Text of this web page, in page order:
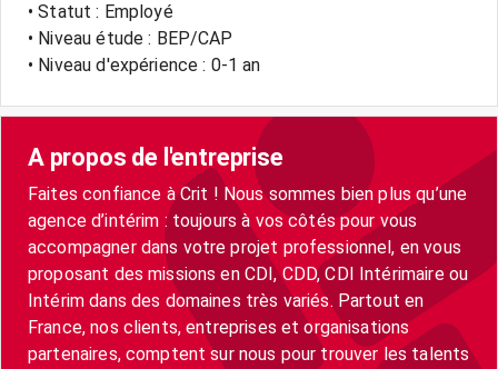
• Statut : Employé
• Niveau étude : BEP/CAP
• Niveau d'expérience : 0-1 an
A propos de l'entreprise
Faites confiance à Crit ! Nous sommes bien plus qu’une
agence d’intérim : toujours à vos côtés pour vous
accompagner dans votre projet professionnel, en vous
proposant des missions en CDI, CDD, CDI Intérimaire ou
Intérim dans des domaines très variés. Partout en
France, nos clients, entreprises et organisations
partenaires, comptent sur nous pour trouver les talents